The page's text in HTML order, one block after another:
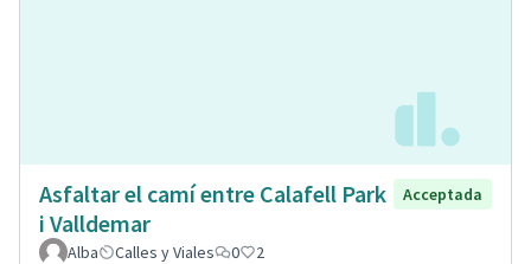
Asfaltar el camí entre Calafell Park
i Valldemar
Acceptada
Alba Calles y Viales 0 2